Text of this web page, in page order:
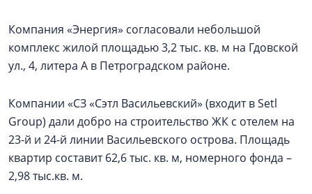
Компания «Энергия» согласовали небольшой
комплекс жилой площадью 3,2 тыс. кв. м на Гдовской
ул., 4, литера А в Петроградском районе.
Компании «СЗ «Сэтл Васильевский» (входит в Setl
Group) дали добро на строительство ЖК с отелем на
23-й и 24-й линии Васильевского острова. Площадь
квартир составит 62,6 тыс. кв. м, номерного фонда –
2,98 тыс.кв. м.